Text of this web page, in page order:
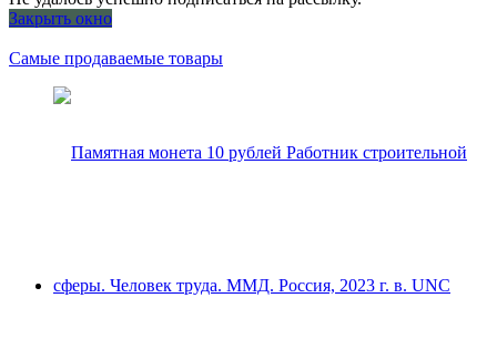
Закрыть окно
Самые продаваемые товары